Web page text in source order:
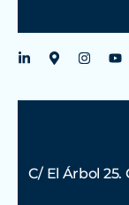
C/ El Árbol